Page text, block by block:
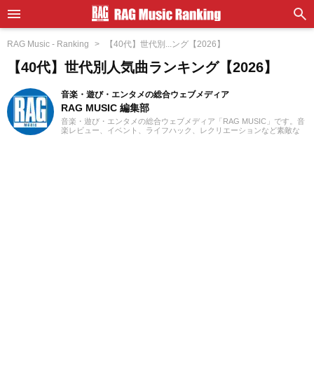
RAG Music - Ranking 【40代】世代別...ング【2026】
【40代】世代別人気曲ランキング【2026】
音楽・遊び・エンタメの総合ウェブメディア
RAG MUSIC 編集部
音楽・遊び・エンタメの総合ウェブメディア「RAG MUSIC」です。音
楽レビュー、イベント、ライフハック、レクリエーションなど素敵な